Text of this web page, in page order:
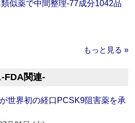
似薬で中間整理‐77成分1042品
もっと見る »
関連‐
世界初の経口PCSK9阻害薬を承